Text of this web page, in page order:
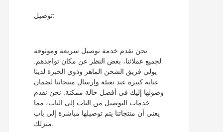
توصيل:
نحن نقدم خدمة توصيل سريعة وموثوقة
لجميع عملائنا، بغض النظر عن مكان تواجدهم.
يولي فريق الشحن الماهر وذوي الخبرة لدينا
عناية كبيرة عند تعبئة وإرسال منتجاتنا لضمان
وصولها إليك في أفضل حالة ممكنة. نحن نقدم
خدمات التوصيل من الباب إلى الباب، مما
يعني أن منتجاتنا يتم توصيلها مباشرة إلى باب